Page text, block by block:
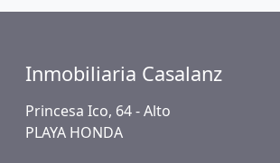
Inmobiliaria Casalanz
Princesa Ico, 64 - Alto
PLAYA HONDA